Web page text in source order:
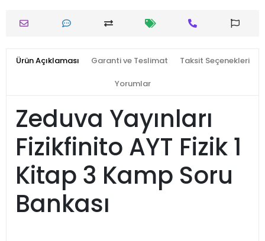
Ürün Açıklaması Garanti ve Teslimat Taksit Seçenekleri
Yorumlar
Zeduva Yayınları
Fizikfinito AYT Fizik 1
Kitap 3 Kamp Soru
Bankası